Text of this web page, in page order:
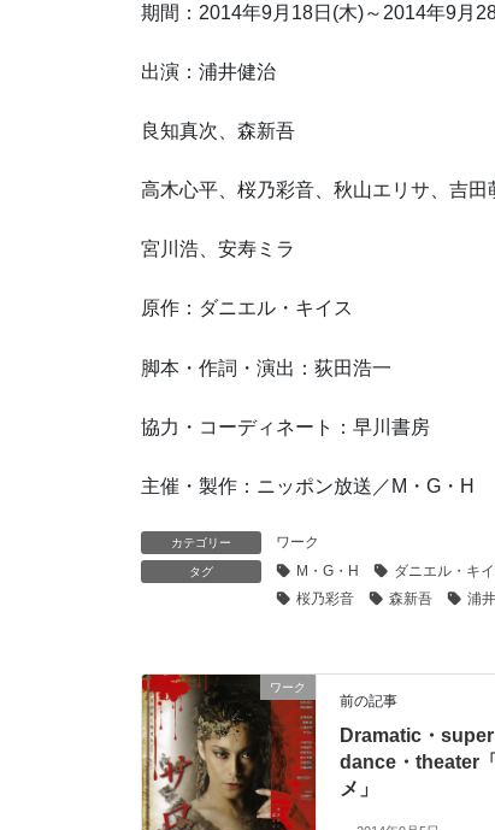
期間：2014年9月18日(木)～2014年9月
出演：浦井健治
良知真次、森新吾
高木心平、桜乃彩音、秋山エリサ、吉田
宮川浩、安寿ミラ
原作：ダニエル・キイス
脚本・作詞・演出：荻田浩一
協力・コーディネート：早川書房
主催・製作：ニッポン放送／M・G・H
カテゴリー ワーク
タグ M・G・H ダニエル・キ
桜乃彩音
森新吾 浦
ワーク
前の記事
Dramatic・super
dance・theater
メ」